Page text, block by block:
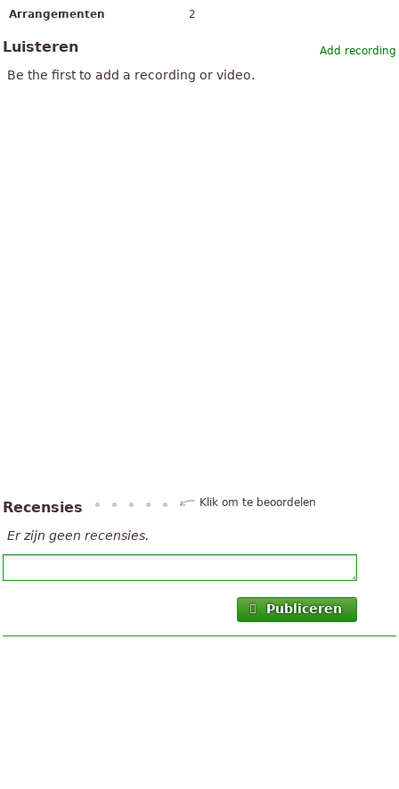
Arrangementen
2
Add recording
Luisteren
Be the first to add a recording or video.
Recensies Klik om te beoordelen
Er zijn geen recensies.
Publiceren